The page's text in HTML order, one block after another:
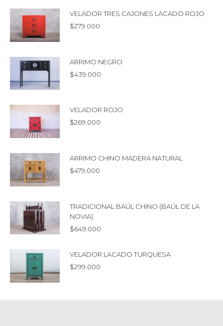
VELADOR TRES CAJONES LACADO ROJO
$279.000
ARRIMO NEGRO
$439.000
VELADOR ROJO
$269.000
ARRIMO CHINO MADERA NATURAL
$479.000
TRADICIONAL BAÚL CHINO (BAÚL DE LA
NOVIA)
$649.000
VELADOR LACADO TURQUESA
$299.000